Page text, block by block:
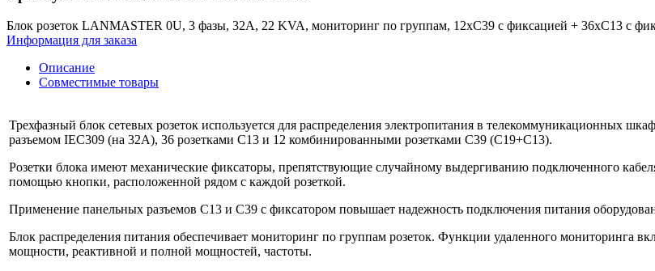
Блок розеток LANMASTER 0U, 3 фазы, 32A, 22 KVA, мониторинг по группам, 12xC39 с фиксацией + 36xC13 с
Информация для заказа
Описание
Совместимые товары
Трехфазный блок сетевых розеток используется для распределения электропитания в телекоммуникационных
разъемом IEC309 (на 32А), 36 розетками C13 и 12 комбинированными розетками C39 (С19+С13).
Розетки блока имеют механические фиксаторы, препятствующие случайному выдергиванию подключенного
помощью кнопки, расположенной рядом с каждой розеткой.
Применение панельных разъемов C13 и C39 с фиксатором повышает надежность подключения питания
Блок распределения питания обеспечивает мониторинг по группам розеток. Функции удаленного мониторинга
мощности, реактивной и полной мощностей, частоты.